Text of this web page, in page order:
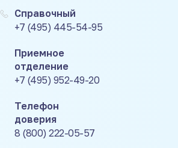
Справочный
+7 (495) 445-54-95
Приемное
отделение
+7 (495) 952-49-20
Телефон
доверия
8 (800) 222-05-57